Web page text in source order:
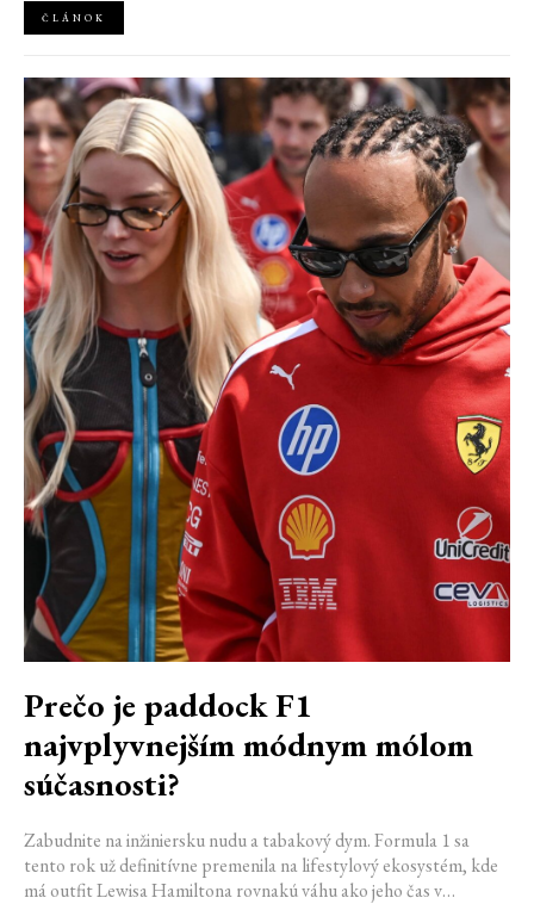
ČLÁNOK
Prečo je paddock F1
najvplyvnejším módnym mólom
súčasnosti?
Zabudnite na inžiniersku nudu a tabakový dym. Formula 1 sa
tento rok už definitívne premenila na lifestylový ekosystém, kde
má outfit Lewisa Hamiltona rovnakú váhu ako jeho čas v